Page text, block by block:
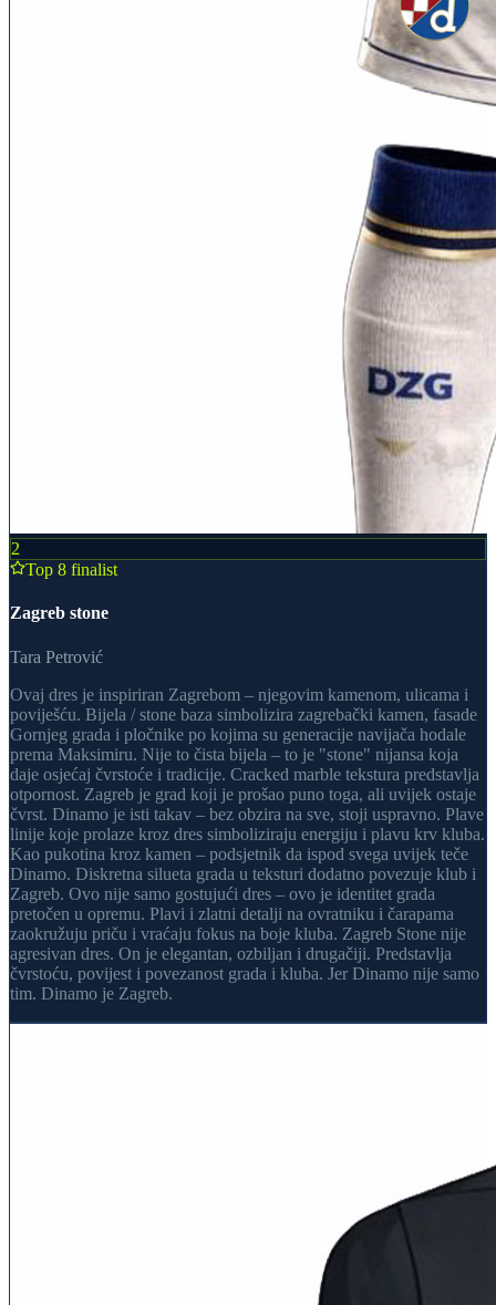
2
Top 8 finalist
Zagreb stone
Tara Petrović
Ovaj dres je inspiriran Zagrebom – njegovim kamenom, ulicama i
poviješću. Bijela / stone baza simbolizira zagrebački kamen, fasade
Gornjeg grada i pločnike po kojima su generacije navijača hodale
prema Maksimiru. Nije to čista bijela – to je "stone" nijansa koja
daje osjećaj čvrstoće i tradicije. Cracked marble tekstura predstavlja
otpornost. Zagreb je grad koji je prošao puno toga, ali uvijek ostaje
čvrst. Dinamo je isti takav – bez obzira na sve, stoji uspravno. Plave
linije koje prolaze kroz dres simboliziraju energiju i plavu krv kluba.
Kao pukotina kroz kamen – podsjetnik da ispod svega uvijek teče
Dinamo. Diskretna silueta grada u teksturi dodatno povezuje klub i
Zagreb. Ovo nije samo gostujući dres – ovo je identitet grada
pretočen u opremu. Plavi i zlatni detalji na ovratniku i čarapama
zaokružuju priču i vraćaju fokus na boje kluba. Zagreb Stone nije
agresivan dres. On je elegantan, ozbiljan i drugačiji. Predstavlja
čvrstoću, povijest i povezanost grada i kluba. Jer Dinamo nije samo
tim. Dinamo je Zagreb.